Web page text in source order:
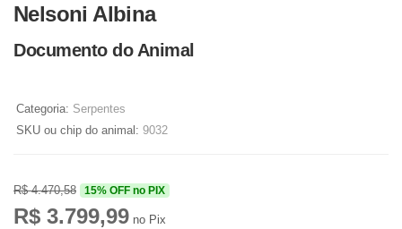
Nelsoni Albina
Documento do Animal
Categoria: Serpentes
SKU ou chip do animal: 9032
R$4.470,58 15% OFF no PIX
R$ 3.799,99 no Pix